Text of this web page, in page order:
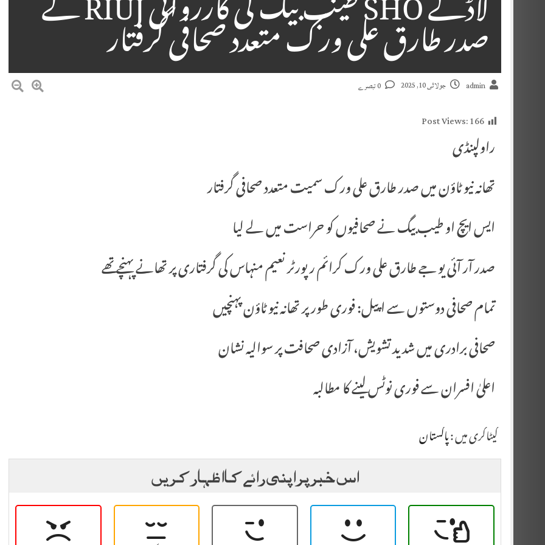
صدر طارق علی ورک متعدد صحافی گرفتار
admin جولائی 10, 2025
Post Views:166
راولپنڈی
تھانہ نیو ٹاؤن میں صدر طارق علی ورک سمیت متعدد صحافی گرفتار
ایس ایچ او طیب بیگ نے صحافیوں کو حراست میں لے لیا
صدر آر آئی یو جے طارق علی ورک کرائم رپورٹر نعیم منہاس کی گرفتاری پر تھانے پہنچے تھے
تمام صحافی دوستوں سے اپیل: فوری طور پر تھانہ نیو ٹاؤن پہنچیں
صحافی برادری میں شدید تشویش، آزادی صحافت پر سوالیہ نشان
اعلیٰ افسران سے فوری نوٹس لینے کا مطالبہ
کیٹاگری میں :پاکستان
اس خبر پر اپنی رائے کا اظہار کریں